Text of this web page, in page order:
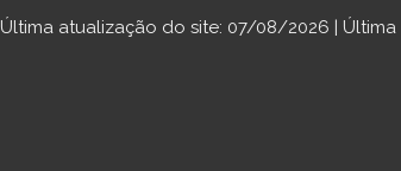
Última atualização do site: 07/08/2026 |